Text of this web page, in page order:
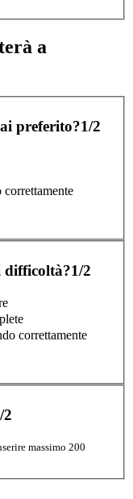
a
preferito?1/2
correttamente
difficoltà?1/2
correttamente
2
massimo 200